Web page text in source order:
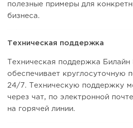
полезные примеры для
бизнеса.
Техническая поддержка
Техническая поддержка Билайн
обеспечивает круглосуточную
24/7. Техническую поддержку
через чат, по электронной
на горячей линии.